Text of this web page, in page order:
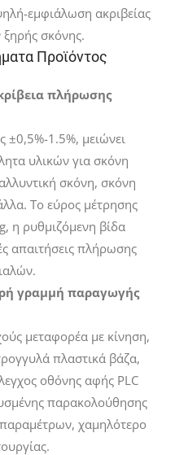
εμφιάλωση ακριβείας
σκόνης.
Προϊόντος
πλήρωσης
±0,5%-1.5%, μειώνει
υλικών για σκόνη
σκόνη, σκόνη
Το εύρος μέτρησης
η ρυθμιζόμενη βίδα
απαιτήσεις πλήρωσης
γραμμή παραγωγής
μεταφορέα με κίνηση,
πλαστικά βάζα,
οθόνης αφής PLC
παρακολούθησης
χαμηλότερο